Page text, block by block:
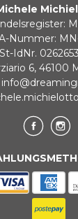
Nummer:
IdNr.
6, 46100